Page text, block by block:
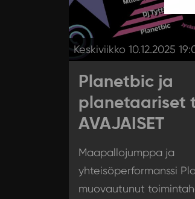
Keskiviikko 10.12.2025
Planetbic ja
planetaariset
AVAJAISET
Maapallojumppa ja
yhteisöperformanssi
muovautunut